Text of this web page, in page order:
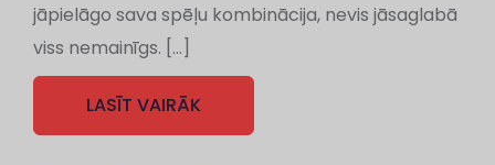
jāpielāgo sava spēļu kombinācija, nevis jāsaglabā
viss nemainīgs. […]
LASĪT VAIRĀK